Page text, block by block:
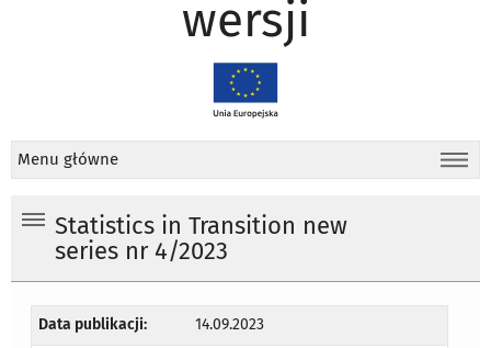
wersji
Menu główne
Statistics in Transition new
series nr 4/2023
Data publikacji: 14.09.2023